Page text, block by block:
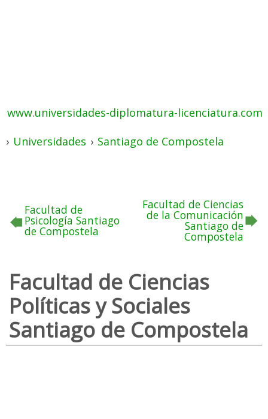
www.universidades-diplomatura-licenciatura.com
› Universidades › Santiago de Compostela
Facultad de
Psicología Santiago
de Compostela
Facultad de Ciencias
de la Comunicación
Santiago de
Compostela
Facultad de Ciencias
Políticas y Sociales
Santiago de Compostela